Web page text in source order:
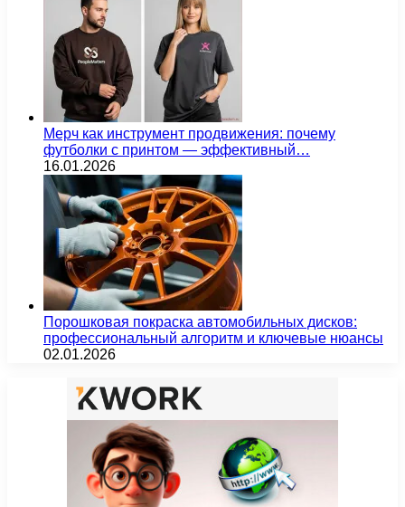
Мерч как инструмент продвижения: почему
футболки с принтом — эффективный…
16.01.2026
Порошковая покраска автомобильных дисков:
профессиональный алгоритм и ключевые нюансы
02.01.2026